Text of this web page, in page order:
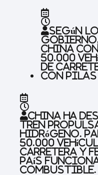
Según
gobierno,
China
50.000
de
con pilas
China ha
tren
hidrógeno.
50.000
carretera y
país
combustible.